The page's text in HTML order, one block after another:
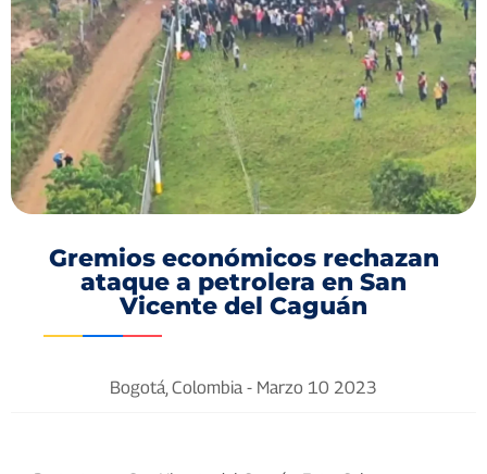
Gremios económicos rechazan
ataque a petrolera en San
Vicente del Caguán
Bogotá, Colombia - Marzo 10 2023